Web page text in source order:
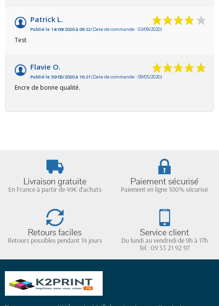
Patrick L.
Publié le 14/09/2020 à 09:22(Date de commande : 03/09/2020)
Test
Flavie O.
Publié le 30/05/2020 à 16:21 (Date de commande : 09/05/2020)
Encre de bonne qualité.
Livraison gratuite
En France à partir de 49€ d'achats
Paiement sécurisé
Paiement en ligne 100% sécurisé
Retours faciles
Retours possibles pendant 14 jours
Service client
Du lundi au vendredi de 9h à 17h
Tel : 09 53 21 92 97